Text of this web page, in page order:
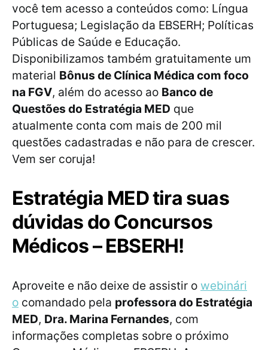
você tem acesso a conteúdos como: Língua
Portuguesa; Legislação da EBSERH; Políticas
Públicas de Saúde e Educação.
Disponibilizamos também gratuitamente um
material Bônus de Clínica Médica com foco
na FGV, além do acesso ao Banco de
Questões do Estratégia MED que
atualmente conta com mais de 200 mil
questões cadastradas e não para de crescer.
Vem ser coruja!
Estratégia MED tira suas
dúvidas do Concursos
Médicos – EBSERH!
Aproveite e não deixe de assistir o webinári
o comandado pela professora do Estratégia
MED, Dra. Marina Fernandes, com
informações completas sobre o próximo